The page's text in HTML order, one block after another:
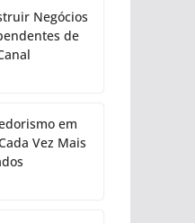
Negócios
de
em
Vez Mais